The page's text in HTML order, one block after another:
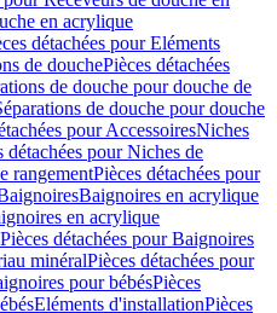
en acrylique
détachées pour Eléments
de douchePièces détachées
de douche pour douche de
de douche pour douche
pour AccessoiresNiches
détachées pour Niches de
rangementPièces détachées pour
Baignoires en acrylique
en acrylique
Pièces détachées pour Baignoires
minéralPièces détachées pour
pour bébésPièces
Eléments d'installationPièces